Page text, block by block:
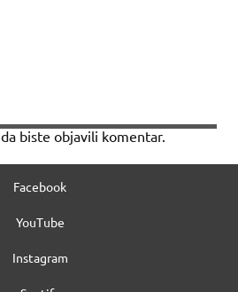
da biste objavili komentar.
Facebook
YouTube
Instagram